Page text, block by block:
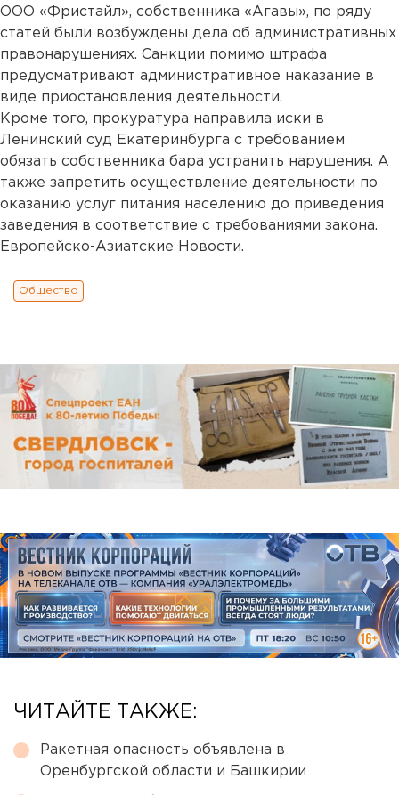
ООО «Фристайл», собственника «Агавы», по ряду
статей были возбуждены дела об административных
правонарушениях. Санкции помимо штрафа
предусматривают административное наказание в
виде приостановления деятельности.
Кроме того, прокуратура направила иски в
Ленинский суд Екатеринбурга с требованием
обязать собственника бара устранить нарушения. А
также запретить осуществление деятельности по
оказанию услуг питания населению до приведения
заведения в соответствие с требованиями закона.
Европейско-Азиатские Новости.
Общество
ЧИТАЙТЕ ТАКЖЕ:
Ракетная опасность объявлена в
Оренбургской области и Башкирии